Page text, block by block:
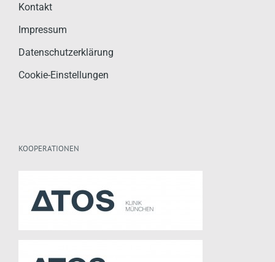
Kontakt
Impressum
Datenschutzerklärung
Cookie-Einstellungen
KOOPERATIONEN